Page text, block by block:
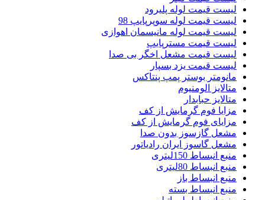
لیست قیمت لوله پلیرود
لیست قیمت لوله سوپرپایپ 98
لیست قیمت لوله مانیسمان اهوازی
لیست قیمت مسترپایپ
لیست قیمت مشعل اخگر بی صدا
لیست قیمت یزد بسپار
مانومتر بوستر پمپ پنتاکس
متالایز الومنیوم
متالایز حبابدار
مزایا فوم گرمایش از کف
مزایای فوم گرمایش از کف
مشعل گازسوز بدون صدا
مشعل گاسوز ایران رادیاتور
منبع انبساط 150لیتری
منبع انبساط 80لیتری
منبع انبساط باز
منبع انبساط بسته